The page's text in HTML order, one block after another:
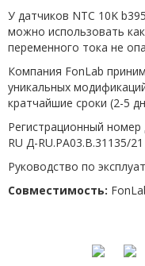
У датчиков NTC 10K
можно использовать
переменного тока не
Компания FonLab
уникальных
кратчайшие сроки (2-5
Регистрационный
RU Д-RU.РА03.В.31135/21
Руководство по
Совместимость: